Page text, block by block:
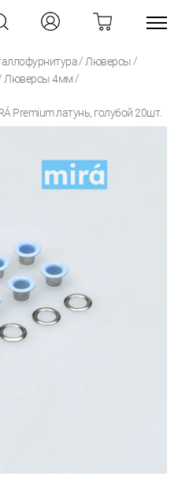
/ Люверсы /
Люверсы 4мм /
Premium латунь, голубой 20шт.